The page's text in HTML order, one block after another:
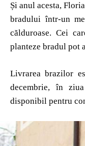
Și anul acesta,
bradului într-un
călduroase. Cei
planteze bradul pot
Livrarea brazilor
decembrie, în
disponibil pentru